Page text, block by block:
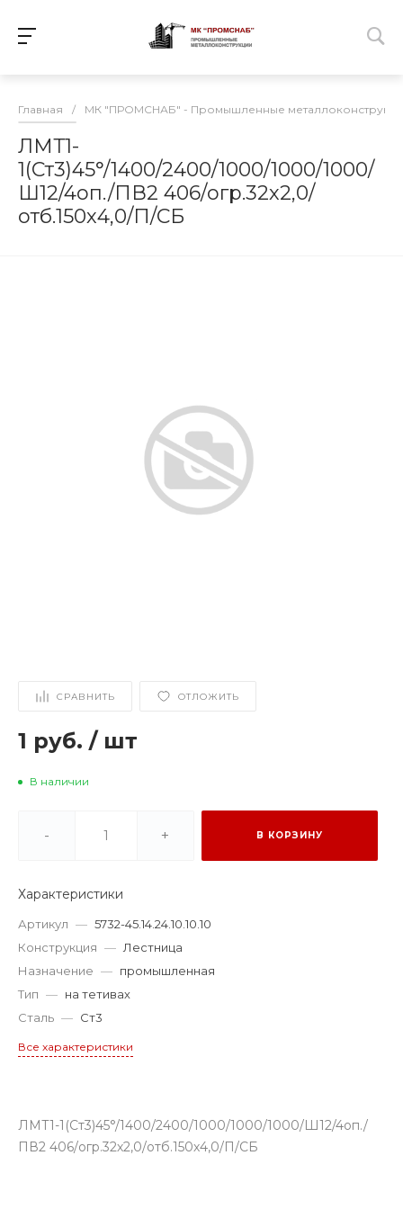
Главная / МК "ПРОМСНАБ" - Промышленные
ЛМТ1-
1(Ст3)45°/1400/2400/1000/1000/1000/
Ш12/4оп./ПВ2 406/огр.32х2,0/
отб.150х4,0/П/СБ
СРАВНИТЬ ОТЛОЖИТЬ
1 руб. / шт
В наличии
- + В КОРЗИНУ
Характеристики
Артикул — 5732-45.14.24.10.10.10
Конструкция — Лестница
Назначение — промышленная
Тип — на тетивах
Сталь — Ст3
Все характеристики
ЛМТ1-1(Ст3)45°/1400/2400/1000/1000/1000/Ш12/4оп./
ПВ2 406/огр.32х2,0/отб.150х4,0/П/СБ